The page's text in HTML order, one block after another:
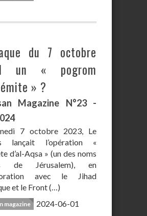
du 7 octobre
un « pogrom
» ?
Magazine N°23 -
7 octobre 2023, Le
lançait l’opération «
d’al-Aqsa » (un des noms
de Jérusalem), en
avec le Jihad
et le Front (…)
magazine 2024-06-01